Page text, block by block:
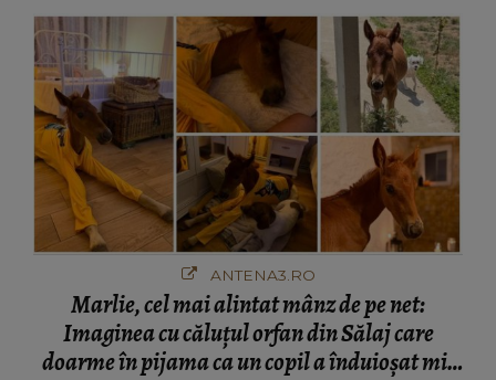
ANTENA3.RO
Marlie, cel mai alintat mânz de pe net:
Imaginea cu căluțul orfan din Sălaj care
doarme în pijama ca un copil a înduioșat mii